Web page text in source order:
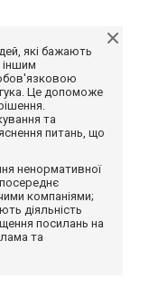
які бажають
іншим
Це допоможе
та
питань, що
ненормативної
компаніями;
діяльність
посилань на
та